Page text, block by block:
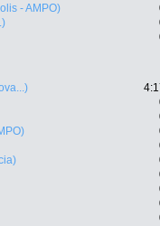
- AMPO)